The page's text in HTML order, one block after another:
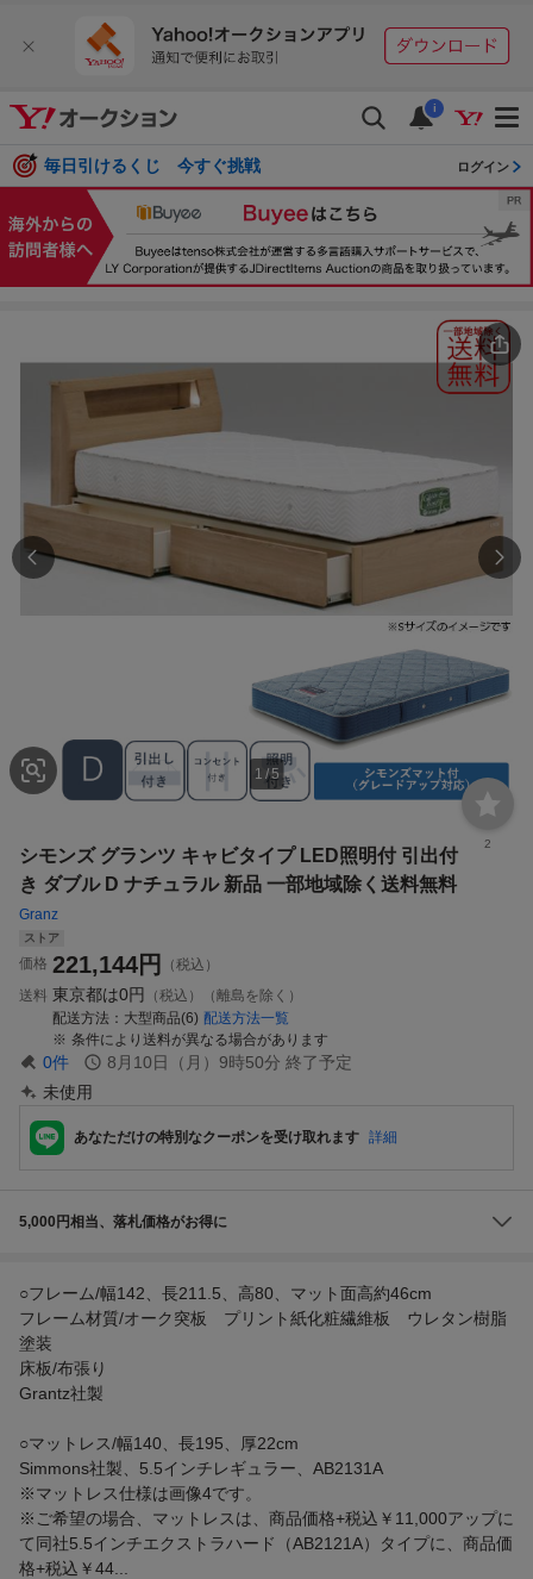
i
毎日引けるくじ 今すぐ挑戦 ログイン
1 /5
2
シモンズ グランツ キャビタイプ LED照明付 引出付
き ダブル D ナチュラル 新品 一部地域除く送料無料
Granz
ストア
価格 221,144円
（税込）
送料 東京都は0円
（税込）（離島を除く）
配送方法
大型商品(6) 配送方法一覧
条件により送料が異なる場合があります
0件 8月10日（月）9時50分 終了予定
未使用
あなただけの特別なクーポンを受け取れます 詳細
5,000円相当、落札価格がお得に
○フレーム/幅142、長211.5、高80、マット面高約46cm
フレーム材質/オーク突板 プリント紙化粧繊維板 ウレタン樹脂
塗装
床板/布張り
Grantz社製
○マットレス/幅140、長195、厚22cm
Simmons社製、5.5インチレギュラー、AB2131A
※マットレス仕様は画像4です。
※ご希望の場合、マットレスは、商品価格+税込￥11,000アップに
て同社5.5インチエクストラハード（AB2121A）タイプに、商品価
格+税込￥44...